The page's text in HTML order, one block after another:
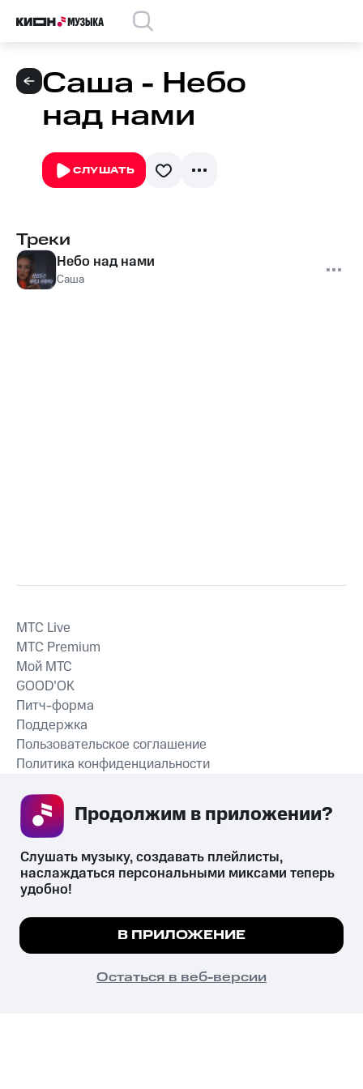
Саша - Небо
над нами
СЛУШАТЬ
Треки
Небо над нами
Саша
СКАЧАТЬ ПРИЛОЖЕНИЕ
MTС Live
MTС Premium
Мой МТС
GOOD’OK
Питч-форма
Поддержка
Пользовательское соглашение
Политика конфиденциальности
психотропных веществ, их аналогов причиняет вред здоровью,
их незаконный оборот запрещён и влечёт установленную
законодательством ответственность.
© 2026 ООО «КИОН».
Все права защищены
Мы используем куки, чтобы на сайте все
Подробнее
ПОНЯТНО
Слушать музыку, создавать плейлисты,
наслаждаться персональными миксами теперь
удобно!
В ПРИЛОЖЕНИЕ
Остаться в веб-версии